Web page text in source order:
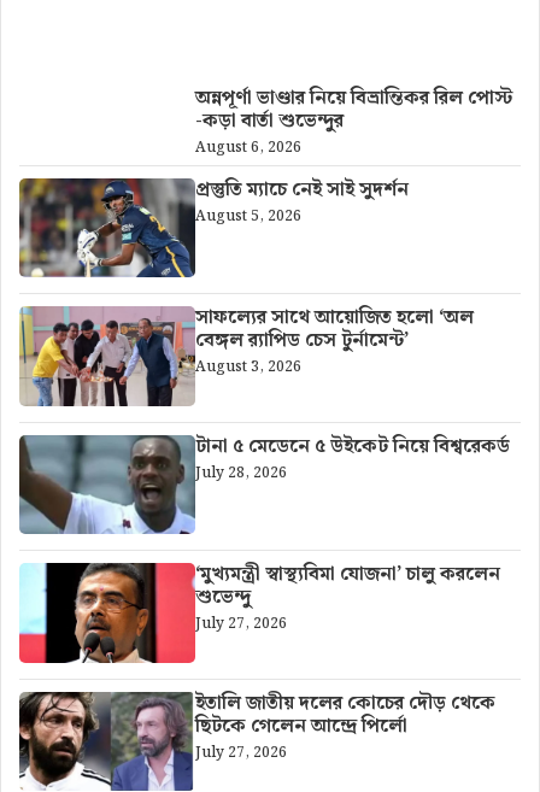
অন্নপূর্ণা ভাণ্ডার নিয়ে বিভ্রান্তিকর রিল পোস্ট
-কড়া বার্তা শুভেন্দুর
August 6, 2026
প্রস্তুতি ম্যাচে নেই সাই সুদর্শন
August 5, 2026
সাফল্যের সাথে আয়োজিত হলো ‘অল
বেঙ্গল র‍্যাপিড চেস টুর্নামেন্ট’
August 3, 2026
টানা ৫ মেডেনে ৫ উইকেট নিয়ে বিশ্বরেকর্ড
July 28, 2026
‘মুখ্যমন্ত্রী স্বাস্থ্যবিমা যোজনা’ চালু করলেন
শুভেন্দু
July 27, 2026
ইতালি জাতীয় দলের কোচের দৌড় থেকে
ছিটকে গেলেন আন্দ্রে পির্লো
July 27, 2026